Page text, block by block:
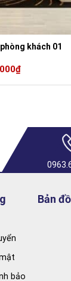
khách 01
₫
bảo
Bản đồ